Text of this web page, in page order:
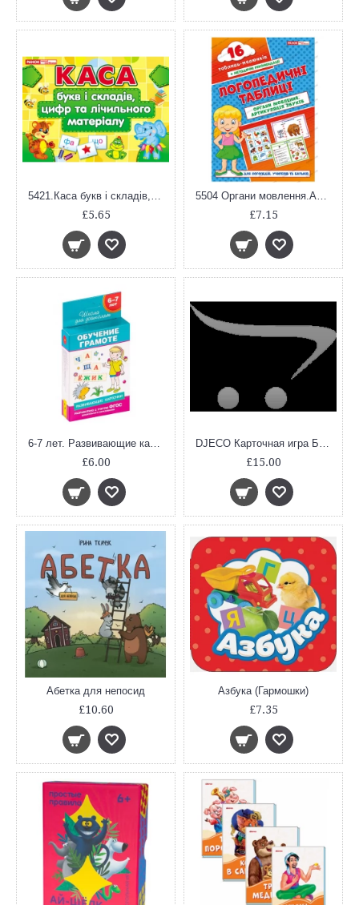
5421.Каса букв і складів,цифр та лічильного матеріалу
£5.65
5504 Органи мовлення.Артикуляція звуків (У); 10; Логопедичні картки ~15225004У;
£7.15
6-7 лет. Развивающие карточки. Обучение грамоте
£6.00
DJECO Карточная игра Батаваф, размер 11.7/8.5/2.8
£15.00
Абетка для непосид
£10.60
Азбука (Гармошки)
£7.35